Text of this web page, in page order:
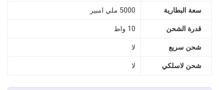
سعة البطارية 5000 ملي امبير
قدرة الشحن 10 واط
شحن سريع لا
شحن لاسلكي لا